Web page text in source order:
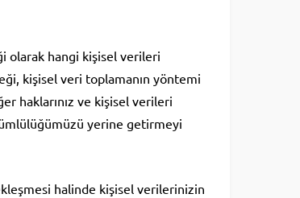
olarak hangi kişisel verileri
kişisel veri toplamanın yöntemi
haklarınız ve kişisel verileri
yerine getirmeyi
halinde kişisel verilerinizin